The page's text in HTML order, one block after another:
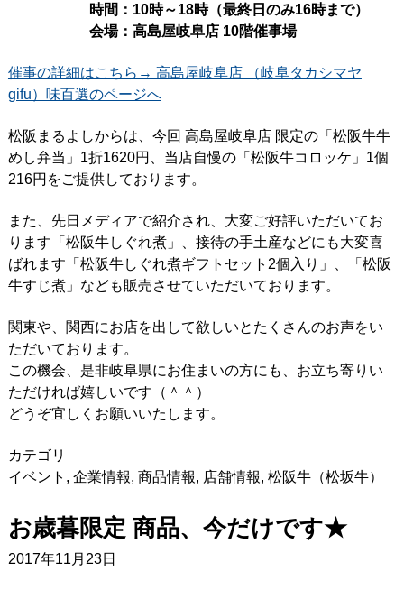
時間：10時～18時（最終日のみ16時まで）
会場：高島屋岐阜店 10階催事場
催事の詳細はこちら→ 高島屋岐阜店 （岐阜タカシマヤ
gifu）味百選のページへ
松阪まるよしからは、今回 高島屋岐阜店 限定の「松阪牛牛
めし弁当」1折1620円、当店自慢の「松阪牛コロッケ」1個
216円をご提供しております。
また、先日メディアで紹介され、大変ご好評いただいてお
ります「松阪牛しぐれ煮」、接待の手土産などにも大変喜
ばれます「松阪牛しぐれ煮ギフトセット2個入り」、「松阪
牛すじ煮」なども販売させていただいております。
関東や、関西にお店を出して欲しいとたくさんのお声をい
ただいております。
この機会、是非岐阜県にお住まいの方にも、お立ち寄りい
ただければ嬉しいです（＾＾）
どうぞ宜しくお願いいたします。
カテゴリ
イベント , 企業情報, 商品情報, 店舗情報, 松阪牛（松坂牛）
お歳暮限定 商品、今だけです★
2017年11月23日